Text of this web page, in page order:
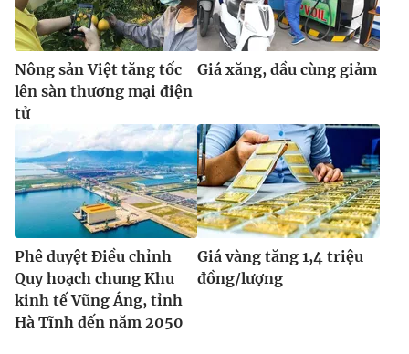
Nông sản Việt tăng tốc
lên sàn thương mại điện
tử
Giá xăng, dầu cùng giảm
Phê duyệt Điều chỉnh
Quy hoạch chung Khu
kinh tế Vũng Áng, tỉnh
Hà Tĩnh đến năm 2050
Giá vàng tăng 1,4 triệu
đồng/lượng